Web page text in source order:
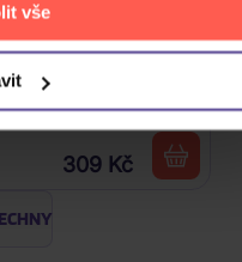
vše
XXI
309 Kč